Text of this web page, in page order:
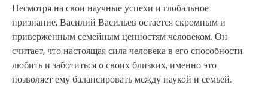
Несмотря на свои научные успехи и глобальное
признание, Василий Васильев остается скромным и
приверженным семейным ценностям человеком. Он
считает, что настоящая сила человека в его способности
любить и заботиться о своих близких, именно это
позволяет ему балансировать между наукой и семьей.